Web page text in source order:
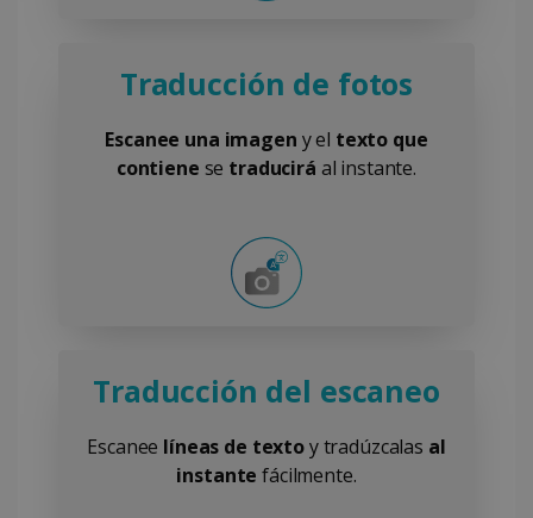
Traducción de fotos
Escanee una imagen y el texto que
contiene se traducirá al instante.
Traducción del escaneo
Escanee líneas de textoy tradúzcalas al
instante fácilmente.